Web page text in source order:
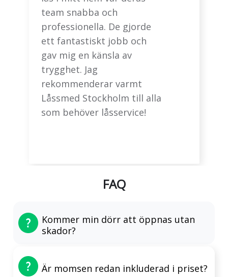
team snabba och
professionella. De gjorde
ett fantastiskt jobb och
gav mig en känsla av
trygghet. Jag
rekommenderar varmt
Låssmed Stockholm till alla
som behöver låsservice!
FAQ
Kommer min dörr att öppnas utan
skador?
Är momsen redan inkluderad i priset?